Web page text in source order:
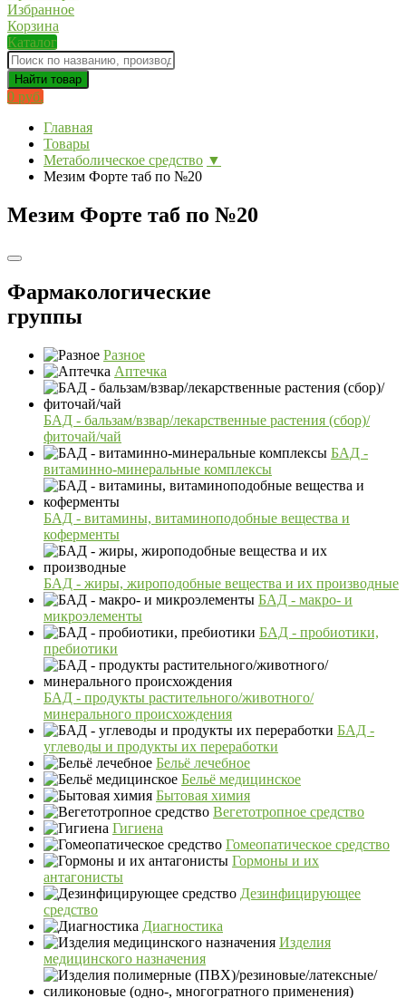
Избранное
Корзина
Каталог
Найти товар
0 руб.
Главная
Товары
Метаболическое средство ▼
Мезим Форте таб по №20
Мезим Форте таб по №20
Фармакологические
группы
Разное
Аптечка
БАД - бальзам/взвар/лекарственные растения (сбор)/
фиточай/чай
БАД -
витаминно-минеральные комплексы
БАД - витамины, витаминоподобные вещества и
коферменты
БАД - жиры, жироподобные вещества и их производные
БАД - макро- и
микроэлементы
БАД - пробиотики,
пребиотики
БАД - продукты растительного/животного/
минерального происхождения
БАД -
углеводы и продукты их переработки
Бельё лечебное
Бельё медицинское
Бытовая химия
Вегетотропное средство
Гигиена
Гомеопатическое средство
Гормоны и их
антагонисты
Дезинфицирующее
средство
Диагностика
Изделия
медицинского назначения